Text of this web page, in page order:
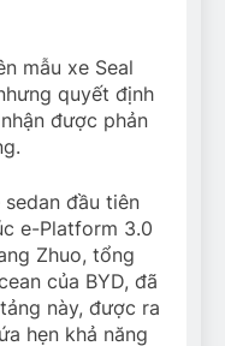
mẫu xe Seal
quyết định
được phản
sedan đầu tiên
e-Platform 3.0
Zhuo, tổng
của BYD, đã
này, được ra
hẹn khả năng